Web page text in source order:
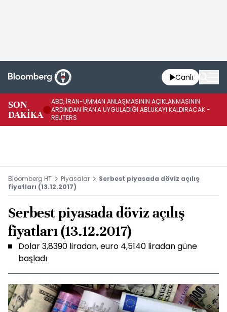
Canlı
SON
DAKİKA
ABD, İRAN-UMMAN ANLAŞMASININ AÇIKLANMASININ
ARDINDAN İRAN'A UYGULADIĞI ABLUKAYI KALDIRACAK -
REUTERS
Bloomberg HT Piyasalar
Serbest piyasada döviz açılış
fiyatları (13.12.2017)
Serbest piyasada döviz açılış
fiyatları (13.12.2017)
Dolar 3,8390 liradan, euro 4,5140 liradan güne
başladı